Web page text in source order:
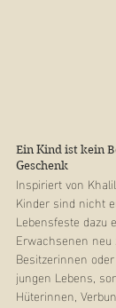
Ein Kind ist kein
Geschenk
Inspiriert von
Kinder sind nicht
Lebensfeste dazu
Erwachsenen
Besitzerinnen
jungen Lebens,
Hüterinnen,